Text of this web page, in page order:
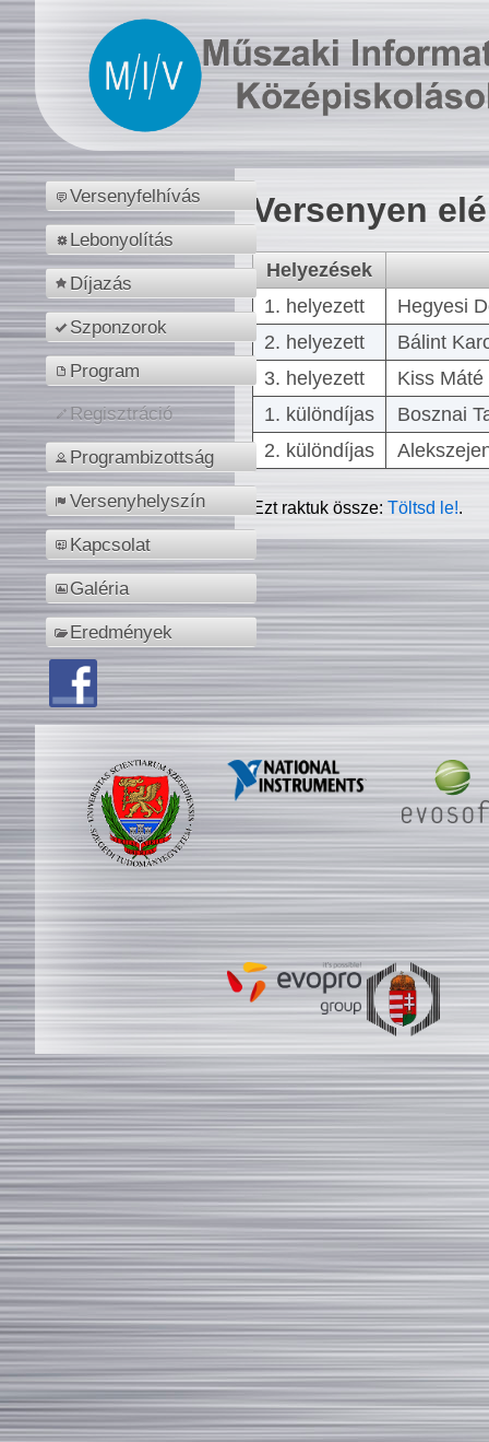
Versenyfelhívás
Lebonyolítás
Díjazás
Szponzorok
Program
Regisztráció
Programbizottság
Versenyhelyszín
Kapcsolat
Galéria
Eredmények
Versenyen
Helyezések
1. helyezett
Hegyesi
2. helyezett
Bálint
3. helyezett
Kiss
1. különdíjas
Bosznai
2. különdíjas
Ezt raktuk össze:Töltsd le!.